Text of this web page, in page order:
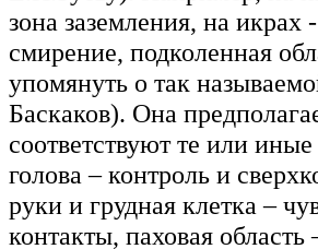
зона заземления, на икрах
смирение, подколенная
упомянуть о так
Баскаков). Она
соответствуют те или
голова – контроль и
руки и грудная клетка –
контакты, паховая